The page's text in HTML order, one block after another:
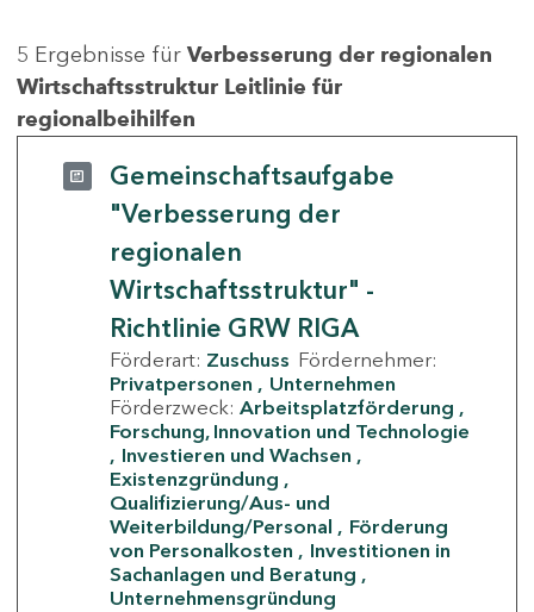
5 Ergebnisse für Verbesserung der regionalen
Wirtschaftsstruktur Leitlinie für
regionalbeihilfen
Gemeinschaftsaufgabe
"Verbesserung der
regionalen
Wirtschaftsstruktur" -
Richtlinie GRW RIGA
Förderart: Zuschuss Fördernehmer:
Privatpersonen
Unternehmen
Förderzweck: Arbeitsplatzförderung
Forschung, Innovation und Technologie
Investieren und Wachsen
Existenzgründung
Qualifizierung/Aus- und
Weiterbildung/Personal
Förderung
von Personalkosten
Investitionen in
Sachanlagen und Beratung
Unternehmensgründung